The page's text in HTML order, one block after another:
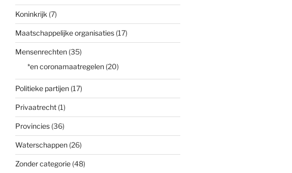
Koninkrijk (7)
Maatschappelijke organisaties(17)
Mensenrechten(35)
*en coronamaatregelen(20)
Politieke partijen(17)
Privaatrecht(1)
Provincies(36)
Waterschappen(26)
Zonder categorie(48)